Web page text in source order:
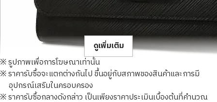
ดูเพิ่มเติม
※ รูปภาพเพื่อการโฆษณาเท่านั้น
※ ราคารับซื้อจะแตกต่างกันไป ขึ้นอยู่กับสภาพของสินค้าและการมี
อุปกรณ์เสริมในครอบครอง
※ ราคารับซื้อกลางดังกล่าว เป็นเพียงราคาประเมินเบื้องต้นที่คำนวณ